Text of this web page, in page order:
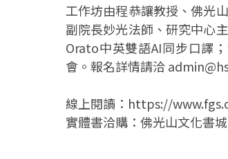
工作坊由程恭讓教授、佛光
副院長妙光法師、研究中心
Orato中英雙語AI同步口譯
會。報名詳情請洽
線上閱讀：https://
實體書洽購：佛光山文化